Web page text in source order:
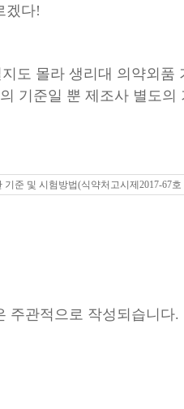
겠다!
도 몰라 생리대 의약외품
기준일 뿐 제조사 별도
준 및 시험방법(식약처고시제2017-67호
주관적으로 작성되습니다